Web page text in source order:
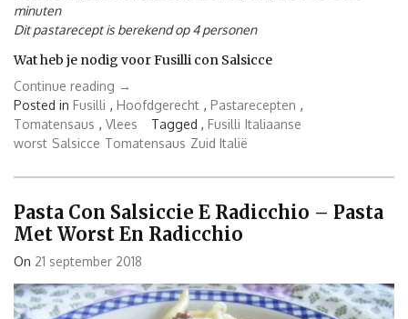
minuten
Dit pastarecept is berekend op 4 personen
Wat heb je nodig voor Fusilli con Salsicce
Continue reading “Fusilli
con
Salsicce”
→
Posted in Fusilli , Hoofdgerecht , Pastarecepten ,
Tomatensaus , Vlees Tagged , Fusilli Italiaanse
worst Salsicce Tomatensaus Zuid Italië
Pasta Con Salsiccie E Radicchio – Pasta
Met Worst En Radicchio
On 21 september 2018